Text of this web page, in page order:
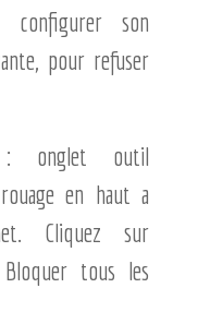
configurer son
pour refuser
: onglet outil
en haut a
Cliquez sur
tous les